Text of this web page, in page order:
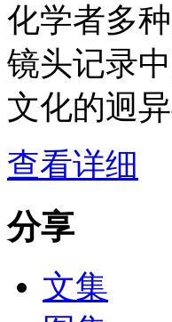
化学者多
镜头记录
文化的迥
查看详细
分享
文集